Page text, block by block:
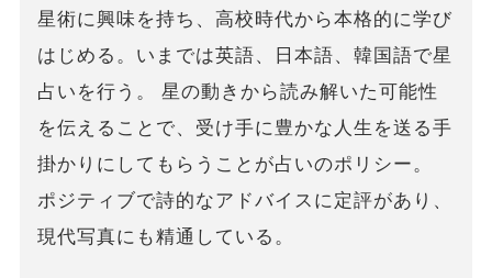
星術に興味を持ち、高校時代から本格的に学び
はじめる。いまでは英語、日本語、韓国語で星
占いを行う。 星の動きから読み解いた可能性
を伝えることで、受け手に豊かな人生を送る手
掛かりにしてもらうことが占いのポリシー。
ポジティブで詩的なアドバイスに定評があり、
現代写真にも精通している。